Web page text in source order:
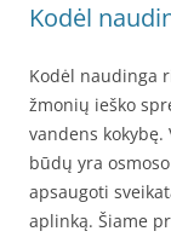
Kodėl
Kodėl naudinga
žmonių ieško
vandens
būdų yra
apsaugoti
aplinką. Šiame